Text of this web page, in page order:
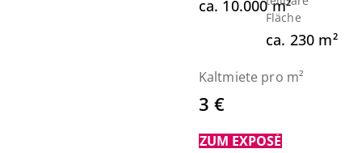
ca. 10.000 m²
Fläche
ca. 230 m²
Kaltmiete pro m²
3 €
ZUM EXPOSÉ